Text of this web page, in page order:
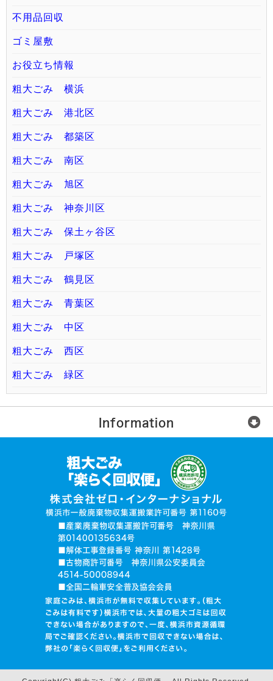
不用品回収
ゴミ屋敷
お役立ち情報
粗大ごみ 横浜
粗大ごみ 港北区
粗大ごみ 都築区
粗大ごみ 南区
粗大ごみ 旭区
粗大ごみ 神奈川区
粗大ごみ 保土ヶ谷区
粗大ごみ 戸塚区
粗大ごみ 鶴見区
粗大ごみ 青葉区
粗大ごみ 中区
粗大ごみ 西区
粗大ごみ 緑区
Information
ご利用の流れ
運営会社
無許可業者に注意
お電話でお見積り依頼
品目入力で見積り依頼
写真で見積り依頼